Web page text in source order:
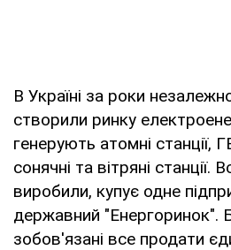
В Україні за роки
створили ринку
генерують атомні станції,
сонячні та вітряні станції.
виробили, купує одне
державний "Енергоринок".
зобов'язані все продати